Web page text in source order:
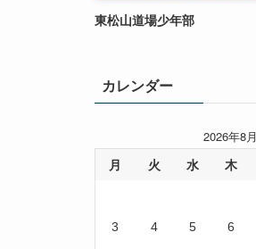
東松山道場少年部
カレンダー
2026年8月
月 火 水 木
3 4 5 6